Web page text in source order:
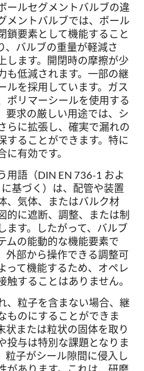
ールセグメントバルブの違
メントバルブでは、ボール
鎖要素として機能すること
、バルブの重量が軽減さ
します。開閉時の摩擦が少
も低減されます。一部の継
ルを採用しています。ガス
ポリマーシールを使用する
要求の厳しい用途では、シ
らに拡張し、確実で漏れの
することができます。特に
に有効です。
用語（DIN EN 736-1 およ
基づく）は、配管や装置
、気体、またはバルク材
的に遮断、調整、または制
ます。したがって、バルブ
ムの能動的な機能要素で
外部から操作できる調整可
って機能するため、オペレ
触することはありません。
、粒子を含まない場合、継
ものにすることができま
状または粒状の固体を取り
投与は特別な課題となりま
粒子がシール隙間に侵入し